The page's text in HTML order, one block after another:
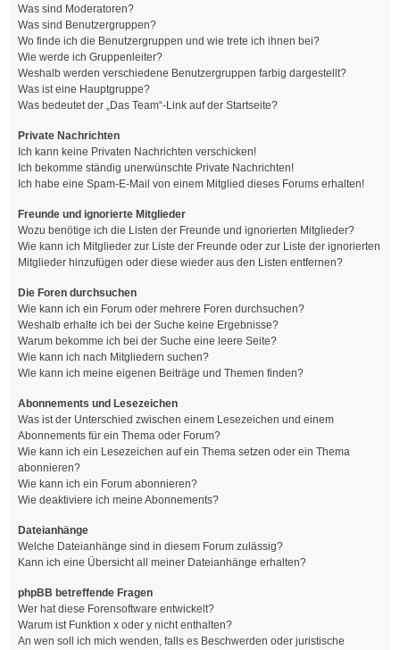
Was sind Moderatoren?
Was sind Benutzergruppen?
Wo finde ich die Benutzergruppen und wie trete ich ihnen bei?
Wie werde ich Gruppenleiter?
Weshalb werden verschiedene Benutzergruppen farbig dargestellt?
Was ist eine Hauptgruppe?
Was bedeutet der „Das Team“-Link auf der Startseite?
Private Nachrichten
Ich kann keine Privaten Nachrichten verschicken!
Ich bekomme ständig unerwünschte Private Nachrichten!
Ich habe eine Spam-E-Mail von einem Mitglied dieses Forums erhalten!
Freunde und ignorierte Mitglieder
Wozu benötige ich die Listen der Freunde und ignorierten Mitglieder?
Wie kann ich Mitglieder zur Liste der Freunde oder zur Liste der ignorierten
Mitglieder hinzufügen oder diese wieder aus den Listen entfernen?
Die Foren durchsuchen
Wie kann ich ein Forum oder mehrere Foren durchsuchen?
Weshalb erhalte ich bei der Suche keine Ergebnisse?
Warum bekomme ich bei der Suche eine leere Seite?
Wie kann ich nach Mitgliedern suchen?
Wie kann ich meine eigenen Beiträge und Themen finden?
Abonnements und Lesezeichen
Was ist der Unterschied zwischen einem Lesezeichen und einem
Abonnements für ein Thema oder Forum?
Wie kann ich ein Lesezeichen auf ein Thema setzen oder ein Thema
abonnieren?
Wie kann ich ein Forum abonnieren?
Wie deaktiviere ich meine Abonnements?
Dateianhänge
Welche Dateianhänge sind in diesem Forum zulässig?
Kann ich eine Übersicht all meiner Dateianhänge erhalten?
phpBB betreffende Fragen
Wer hat diese Forensoftware entwickelt?
Warum ist Funktion x oder y nicht enthalten?
An wen soll ich mich wenden, falls es Beschwerden oder juristische